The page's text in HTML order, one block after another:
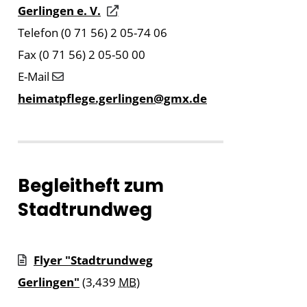
Gerlingen e. V.
Telefon (0 71 56) 2 05-74 06
Fax (0 71 56) 2 05-50 00
E-Mail
heimatpflege.gerlingen@gmx.de
Begleitheft zum
Stadtrundweg
Flyer "Stadtrundweg
Gerlingen" (3,439 MB)